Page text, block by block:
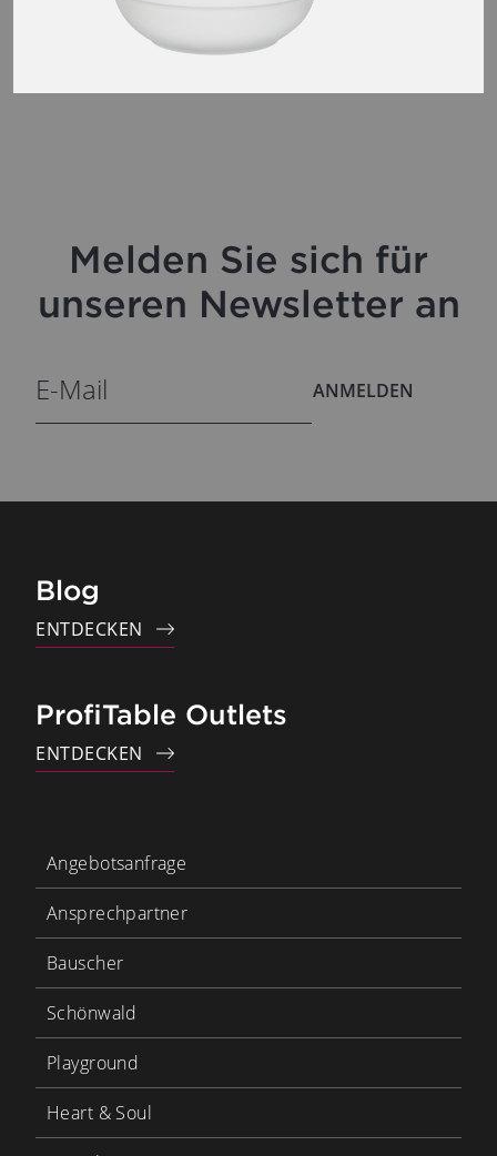
Melden Sie sich für
unseren Newsletter an
ANMELDEN
Blog
ENTDECKEN
ProfiTable Outlets
ENTDECKEN
Angebotsanfrage
Ansprechpartner
Bauscher
Schönwald
Playground
Heart & Soul